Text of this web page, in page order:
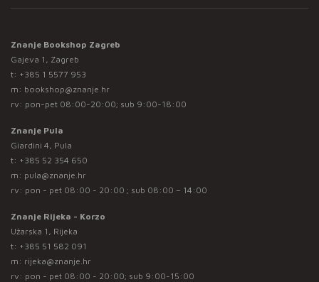
Znanje Bookshop Zagreb
Gajeva 1, Zagreb
t: +385 1 5577 953
m: bookshop@znanje.hr
rv: pon-pet 08:00-20:00; sub 9:00-18:00
Znanje Pula
Giardini 4, Pula
t: +385 52 354 650
m: pula@znanje.hr
rv: pon - pet 08:00 - 20:00 ; sub 08:00 – 14:00
Znanje Rijeka - Korzo
Užarska 1, Rijeka
t: +385 51 582 091
m: rijeka@znanje.hr
rv: pon - pet 08:00 - 20:00; sub 9:00-15:00